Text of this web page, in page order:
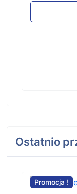
Ostatnio
Promocja !